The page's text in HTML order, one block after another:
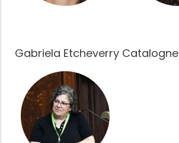
Gabriela Etcheverry Catalogne
Fotografía